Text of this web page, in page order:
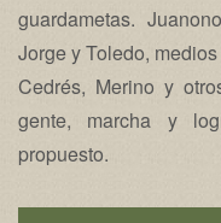
guardametas.
Jorge y Toledo,
Cedrés, Merino y
gente, marcha y
propuesto.